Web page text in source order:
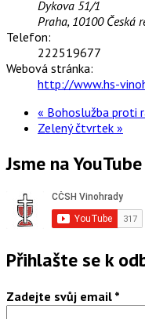
Dykova 51/1
Praha, 10100 Česká
Telefon:
222519677
Webová stránka:
http://www.hs-
« Bohoslužba proti
Zelený čtvrtek »
Jsme na YouTube
Přihlašte se k
Zadejte svůj email *